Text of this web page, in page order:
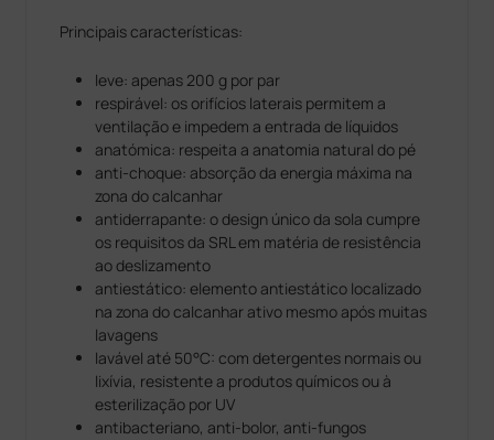
Principais características:
leve: apenas 200 g por par
respirável: os orifícios laterais permitem a
ventilação e impedem a entrada de líquidos
anatómica: respeita a anatomia natural do pé
anti-choque: absorção da energia máxima na
zona do calcanhar
antiderrapante: o design único da sola cumpre
os requisitos da SRL em matéria de resistência
ao deslizamento
antiestático: elemento antiestático localizado
na zona do calcanhar ativo mesmo após muitas
lavagens
lavável até 50°C: com detergentes normais ou
lixívia, resistente a produtos químicos ou à
esterilização por UV
antibacteriano, anti-bolor, anti-fungos